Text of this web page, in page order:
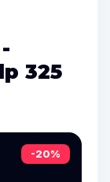
325
-20%